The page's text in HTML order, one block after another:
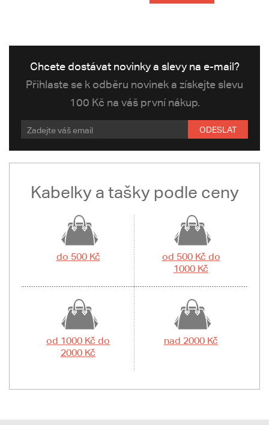
Chcete dostávat novinky a slevy na e-mail?
Přihlaste se k odběru novinek a získejte slevu
100 Kč na váš první nákup.
ODESLAT
Kabelky a tašky podle ceny
do 500 Kč
od 500 Kč do
1000 Kč
od 1000 Kč do
2000 Kč
nad 2000 Kč